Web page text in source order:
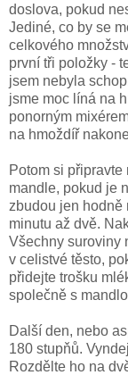
doslova, pokud
Jediné, co by se
celkového
první tři položky -
jsem nebyla
jsme moc líná na
ponorným
na hmoždíř
Potom si
mandle, pokud je
zbudou jen hodně
minutu až dvě.
Všechny suroviny
v celistvé těsto,
přidejte trošku
společně s
Další den, nebo
180 stupňů.
Rozdělte ho na